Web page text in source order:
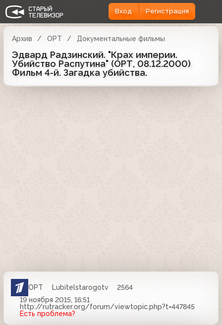
Вход Регистрация
Архив ОРТ Документальные фильмы
Эдвард Радзинский. "Крах империи.
Убийство Распутина" (ОРТ, 08.12.2000)
Фильм 4-й. Загадка убийства.
ОРТ Lubitelstarogotv
2564
19 ноября 2015, 16:51
http://rutracker.org/forum/viewtopic.php?t=447845
Есть проблема?